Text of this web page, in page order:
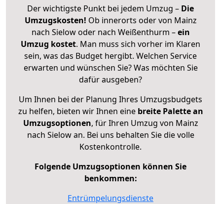
Der wichtigste Punkt bei jedem Umzug – Die
Umzugskosten! Ob innerorts oder von Mainz
nach Sielow oder nach Weißenthurm –ein
Umzug kostet. Man muss sich vorher im Klaren
sein, was das Budget hergibt. Welchen Service
erwarten und wünschen Sie? Was möchten Sie
dafür ausgeben?
Um Ihnen bei der Planung Ihres Umzugsbudgets
zu helfen, bieten wir Ihnen eine breite Palette an
Umzugsoptionen, für Ihren Umzug von Mainz
nach Sielow an. Bei uns behalten Sie die volle
Kostenkontrolle.
Folgende Umzugsoptionen können Sie
benkommen:
Entrümpelungsdienste